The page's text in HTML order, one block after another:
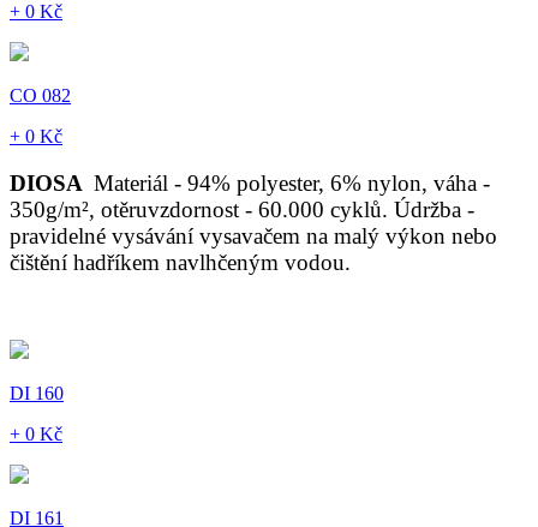
+ 0 Kč
CO 082
+ 0 Kč
DIOSA Materiál - 94% polyester, 6% nylon, váha -
350g/m², otěruvzdornost - 60.000 cyklů. Údržba -
pravidelné vysávání vysavačem na malý výkon nebo
čištění hadříkem navlhčeným vodou.
DI 160
+ 0 Kč
DI 161